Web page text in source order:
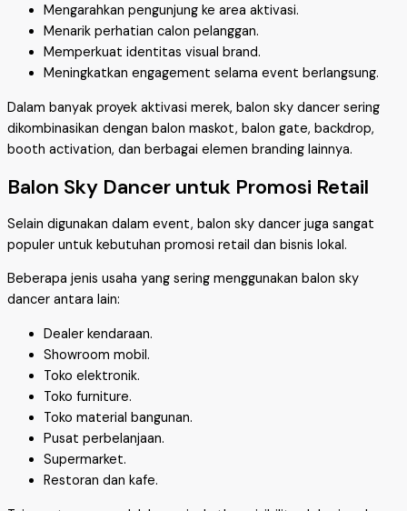
Mengarahkan pengunjung ke area aktivasi.
Menarik perhatian calon pelanggan.
Memperkuat identitas visual brand.
Meningkatkan engagement selama event berlangsung.
Dalam banyak proyek aktivasi merek, balon sky dancer sering
dikombinasikan dengan balon maskot, balon gate, backdrop,
booth activation, dan berbagai elemen branding lainnya.
Balon Sky Dancer untuk Promosi Retail
Selain digunakan dalam event, balon sky dancer juga sangat
populer untuk kebutuhan promosi retail dan bisnis lokal.
Beberapa jenis usaha yang sering menggunakan balon sky
dancer antara lain:
Dealer kendaraan.
Showroom mobil.
Toko elektronik.
Toko furniture.
Toko material bangunan.
Pusat perbelanjaan.
Supermarket.
Restoran dan kafe.